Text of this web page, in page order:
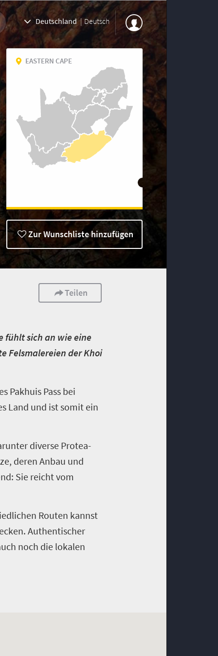
Deutschland | Deutsch
EASTERN CAPE
Zur Wunschliste hinzufügen
Teilen
fühlt sich an wie eine
Felsmalereien der Khoi
Pakhuis Pass bei
Land und ist somit ein
diverse Protea­-
deren Anbau und
Sie reicht vom
Routen kannst
Authentischer
noch die lokalen